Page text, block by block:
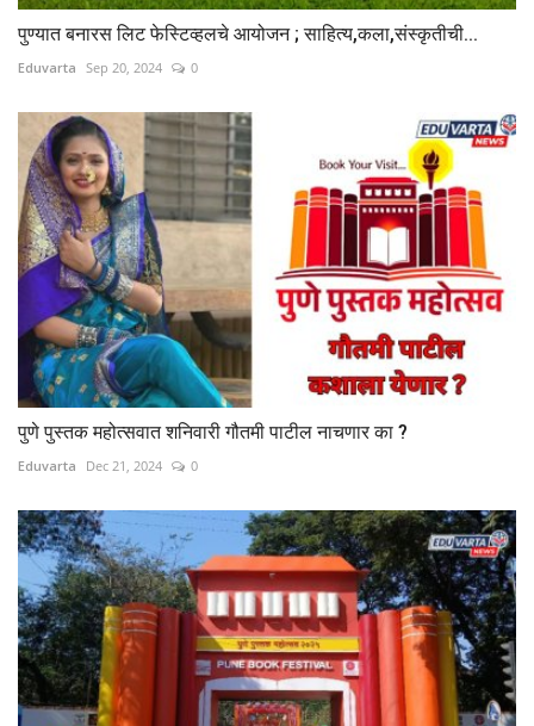
पुण्यात बनारस लिट फेस्टिव्हलचे आयोजन ; साहित्य,कला,संस्कृतीची...
Eduvarta Sep 20, 2024 0
पुणे पुस्तक महोत्सवात शनिवारी गौतमी पाटील नाचणार का ?
Eduvarta Dec 21, 2024 0